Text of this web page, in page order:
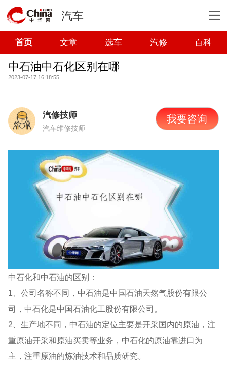
汽车
首页 文章 选车 汽修 百科
中石油中石化区别在哪
2023-07-17 16:18:55
汽修技师
汽车维修技师
我要咨询
中石化和中石油的区别：
1、公司名称不同，中石油是中国石油天然气股份有限公
司，中石化是中国石油化工股份有限公司。
2、生产地不同，中石油的定位主要是开采国内的原油，注
重原油开采和原油买卖等业务，中石化的原油靠进口为
主，注重原油的炼油技术和品质研究。